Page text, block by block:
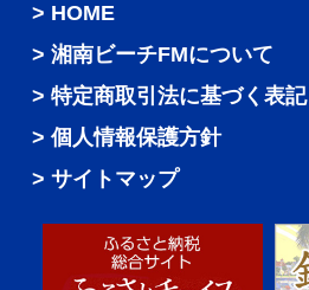
HOME
湘南ビーチFMについて
特定商取引法に基づく表記
個人情報保護方針
サイトマップ